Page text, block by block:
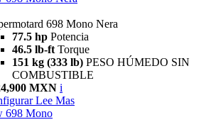
698 Mono Nera
77.5 hp Potencia
46.5 lb-ft Torque
151 kg (333 lb) PESO HÚMEDO SIN
COMBUSTIBLE
MXN i
Lee Mas
698 Mono